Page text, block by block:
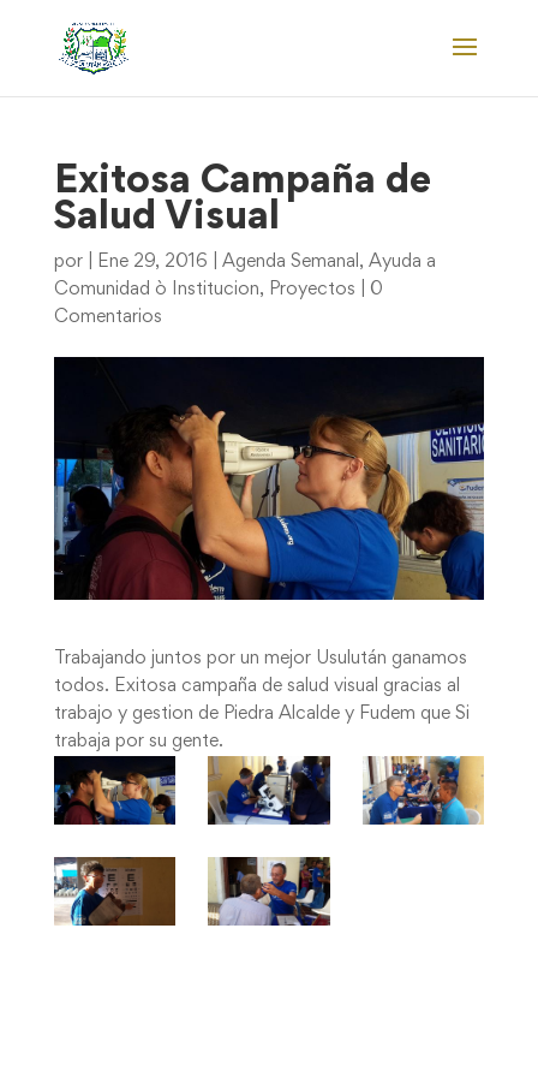
Exitosa Campaña de
Salud Visual
por Ene 29, 2016 Agenda Semanal , Ayuda a
Comunidad ò Institucion, Proyectos
0
Comentarios
Trabajando juntos por un mejor Usulután ganamos
todos. Exitosa campaña de salud visual gracias al
trabajo y gestion de Piedra Alcalde y Fudem que Si
trabaja por su gente.